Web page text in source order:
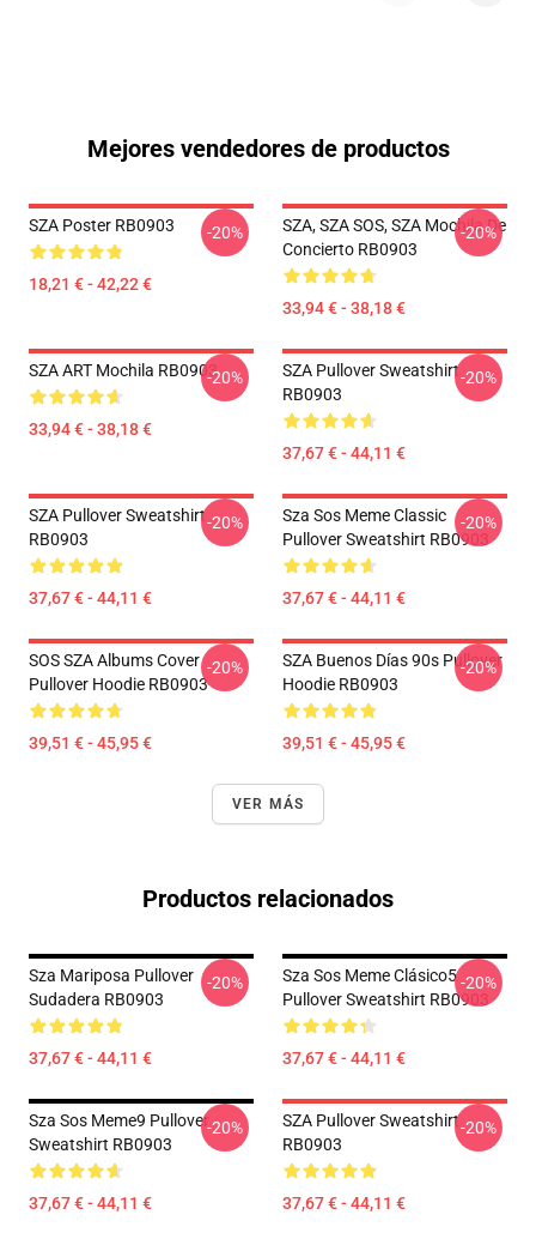
Mejores vendedores de productos
SZA Poster RB0903
18,21 € - 42,22 €
-20%
SZA, SZA SOS, SZA Mochila De
Concierto RB0903
33,94 € - 38,18 €
-20%
SZA ART Mochila RB0903
33,94 € - 38,18 €
-20%
SZA Pullover Sweatshirt
RB0903
37,67 € - 44,11 €
-20%
SZA Pullover Sweatshirt
RB0903
37,67 € - 44,11 €
-20%
Sza Sos Meme Classic
Pullover Sweatshirt RB0903
37,67 € - 44,11 €
-20%
SOS SZA Albums Cover
Pullover Hoodie RB0903
39,51 € - 45,95 €
-20%
SZA Buenos Días 90s Pullover
Hoodie RB0903
39,51 € - 45,95 €
-20%
VER MÁS
Productos relacionados
Sza Mariposa Pullover
Sudadera RB0903
37,67 € - 44,11 €
-20%
Sza Sos Meme Clásico5
Pullover Sweatshirt RB0903
37,67 € - 44,11 €
-20%
Sza Sos Meme9 Pullover
Sweatshirt RB0903
37,67 € - 44,11 €
-20%
SZA Pullover Sweatshirt
RB0903
37,67 € - 44,11 €
-20%